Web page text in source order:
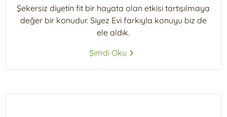
Şekersiz diyetin fit bir hayata olan etkisi tartışılmaya
değer bir konudur. Siyez Evi farkıyla konuyu biz de
ele aldık.
Şimdi Oku